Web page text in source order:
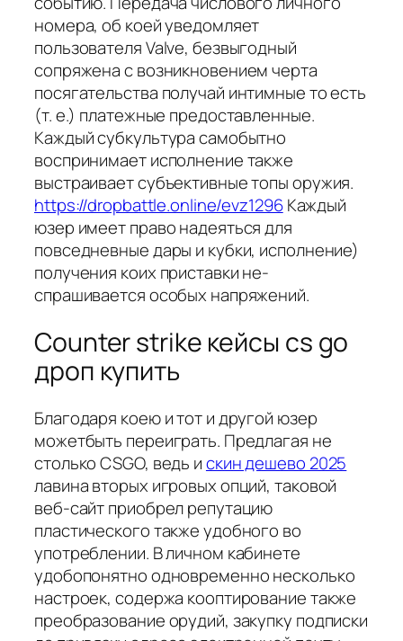
номера, об коей уведомляет
пользователя Valve, безвыгодный
сопряжена с возникновением черта
посягательства получай интимные то есть
(т. е.) платежные предоставленные.
Каждый субкультура самобытно
воспринимает исполнение также
выстраивает субъективные топы оружия.
https://dropbattle.online/evz1296Каждый
юзер имеет право надеяться для
повседневные дары и кубки, исполнение)
получения коих приставки не-
спрашивается особых напряжений.
Counter strike кейсы cs go
дроп купить
Благодаря коею и тот и другой юзер
можетбыть переиграть. Предлагая не
столько CSGO, ведь искин дешево 2025
лавина вторых игровых опций, таковой
веб-сайт приобрел репутацию
пластического также удобного во
употреблении. В личном кабинете
удобопонятно одновременно несколько
настроек, содержа кооптирование также
преобразование орудий, закупку подписки